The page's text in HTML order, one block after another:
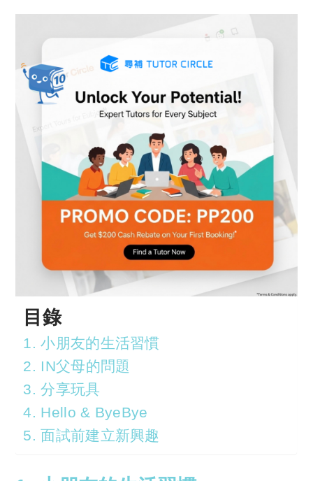
目錄
1. 小朋友的生活習慣
2. IN父母的問題
3. 分享玩具
4. Hello & ByeBye
5. 面試前建立新興趣